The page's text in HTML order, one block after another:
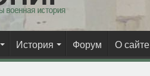
История Форум О сайте